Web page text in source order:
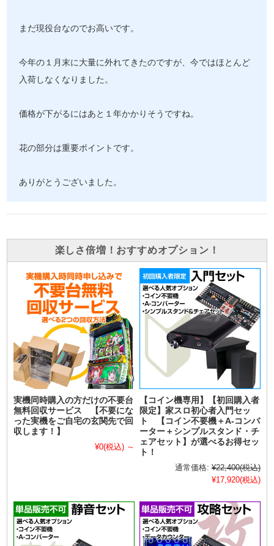
まだ現役台なのでお高いです。
今年の１月末に大量に外れてきたのですが、今ではほとんど
入荷しなくなりました。
価格が下がるにはあと１年かかりそうですね。
花の部分は重要ポイントです。
ありがとうございました。
楽しさ倍増！おすすめオプション！
実機同時購入の方だけの不要台
無料回収サービス 【不要にな
った実機をご自宅の玄関先で回
収します！】
¥0(税込) ～
【コイン機専用】【初回購入者
限定】家スロ初心者入門セッ
ト 【コイン不要機＋A-コンバ
ーター＋シンプルスタンド・チ
ェアセット】が選べるお得セッ
ト！
通常価格: ¥22,400(税込)
¥17,920(税込)